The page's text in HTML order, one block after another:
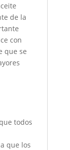
de la
con
que se
todos
que los